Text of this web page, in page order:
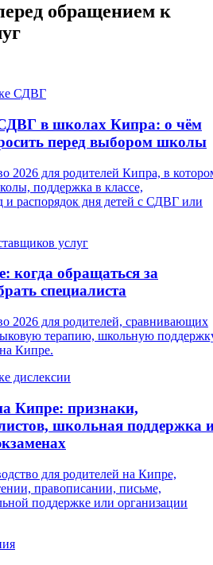
обращением к
СДВГ
в школах Кипра: о чём
перед выбором школы
2026 для родителей Кипра, в
поддержка в классе,
и распорядок дня детей с СДВГ или
услуг
когда обращаться за
специалиста
2026 для родителей, сравнивающих
терапию, школьную
Кипре.
дислексии
Кипре: признаки,
школьная поддержка
для родителей на Кипре,
правописании, письме,
поддержке или организации